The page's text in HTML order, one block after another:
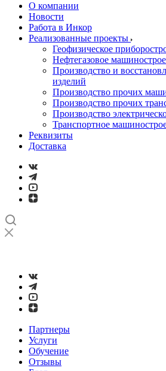
О компании
Новости
Работа в Инкор
Реализованные проекты
Геофизическое
Нефтегазовое
Производство и
изделий
Производство прочих
Производство прочих
Производство
Транспортное
Реквизиты
Доставка
Партнеры
Услуги
Обучение
Отзывы